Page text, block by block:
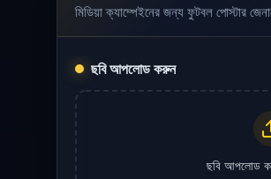
মিডিয়া ক্যাম্পেইনের জন্য ফুটবল পোস্টার
ছবি আপলোড করুন
ছবি আপলোড